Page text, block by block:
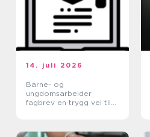
14. juli 2026
Barne- og
ungdomsarbeider
fagbrev en trygg vei til